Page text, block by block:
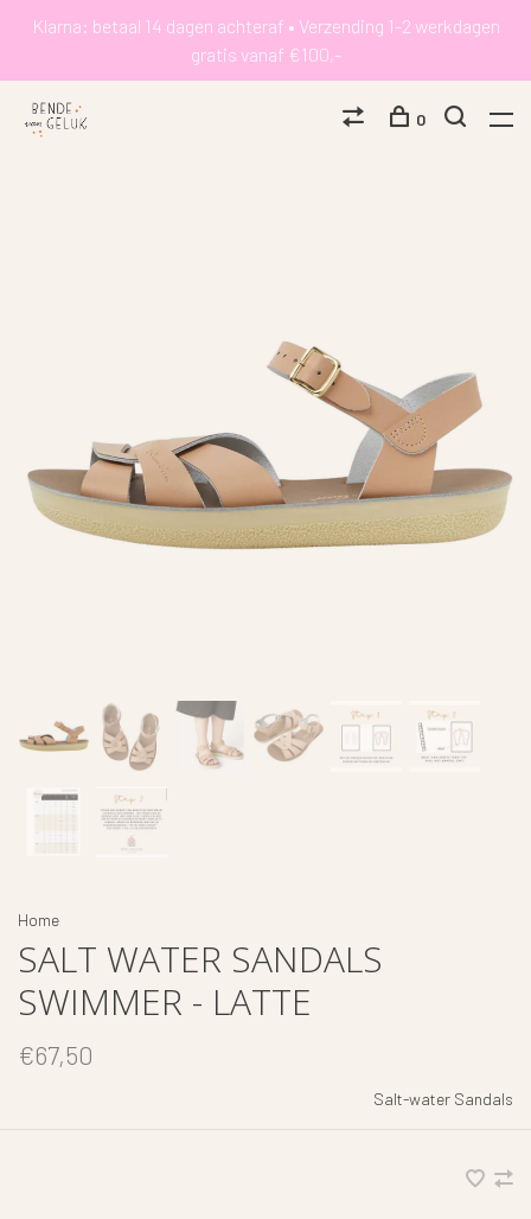
Klarna: betaal 14 dagen achteraf • Verzending 1-2 werkdagen
gratis vanaf €100,-
0
Home
SALT WATER SANDALS
SWIMMER - LATTE
€67,50
Salt-water Sandals